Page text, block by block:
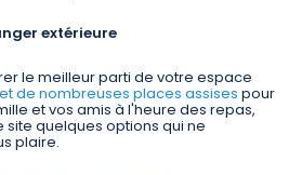
extérieure
le meilleur parti de votre espace
de nombreuses places assises pour
et vos amis à l'heure des repas,
site quelques options qui ne
plaire.